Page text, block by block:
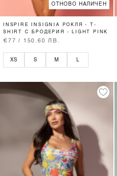
ОТНОВО НАЛИЧЕН
INSPIRE INSIGNIA РОКЛЯ - T-
SHIRT С БРОДЕРИЯ - LIGHT PINK
€77 / 150.60 ЛВ.
XS S M L